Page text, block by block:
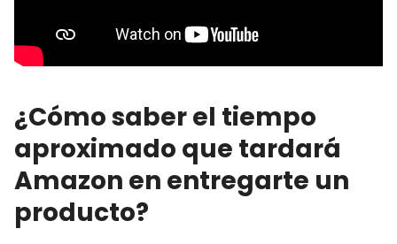
¿Cómo saber el tiempo
aproximado que tardará
Amazon en entregarte un
producto?